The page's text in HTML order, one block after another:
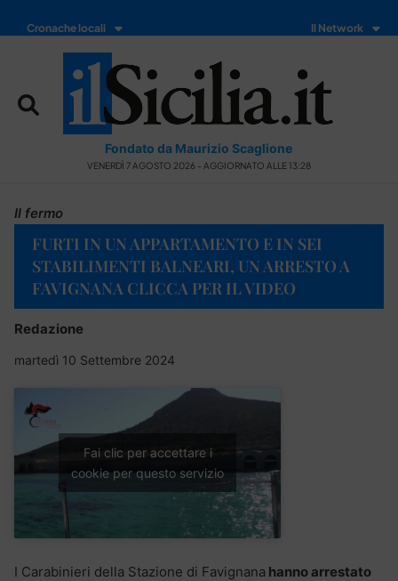
Cronache locali Il Network
Fondato da Maurizio Scaglione
VENERDÌ 7 AGOSTO 2026 - AGGIORNATO ALLE 13:28
Il fermo
FURTI IN UN APPARTAMENTO E IN SEI
STABILIMENTI BALNEARI, UN ARRESTO A
FAVIGNANA CLICCA PER IL VIDEO
Redazione
martedì 10 Settembre 2024
Fai clic per accettare i
cookie per questo servizio
I Carabinieri della Stazione di Favignana hanno arrestato